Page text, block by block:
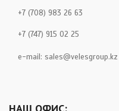
+7 (708) 983 26 63
+7 (747) 915 02 25
e-mail: sales@velesgroup.kz